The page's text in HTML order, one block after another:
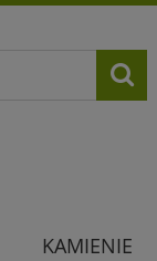
KAMIENIE